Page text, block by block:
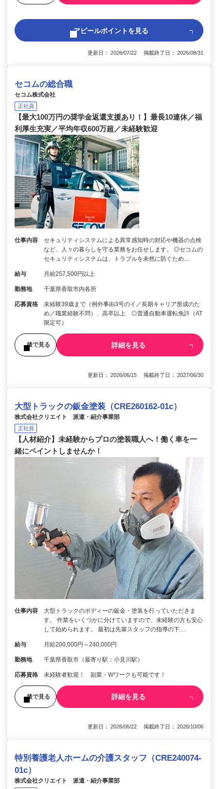
アピールポイントを見る
更新日： 2026/07/22 掲載終了日： 2026/08/31
セコムの総合職
セコム株式会社
正社員
【最大100万円の奨学金返還支援あり！】最長10連休／福
利厚生充実／平均年収600万超／未経験歓迎
仕事内容
セキュリティシステムによる異常感知時の対応や機器の点検
など、人々の暮らしを守る業務をお任せします。 ◎セコムの
セキュリティシステムは、トラブルを未然に防ぐため…
給与 月給257,500円以上
勤務地 千葉県香取市内各所
応募資格
未経験39歳まで（例外事由3号のイ／長期キャリア形成のた
め／職業経験不問）、高卒以上 ◎普通自動車運転免許（AT
限定可）
後で見る 詳細を見る
更新日： 2026/06/15 掲載終了日： 2027/06/30
大型トラックの鈑金塗装（CRE260162-01c）
株式会社クリエイト 派遣・紹介事業部
正社員
【人材紹介】未経験からプロの塗装職人へ！働く車を一
緒にペイントしませんか！
仕事内容
大型トラックのボディーの鈑金・塗装を行っていただきま
す。 作業をいくつかに分けていますので、未経験の方も安心
して始められます。 最初は先輩スタッフの指導の下…
給与 月給200,000円～240,000円
勤務地 千葉県香取市（最寄り駅：小見川駅）
応募資格 未経験者歓迎！ 副業・Wワークも可能です！
後で見る 詳細を見る
更新日： 2026/06/22 掲載終了日： 2026/10/06
特別養護老人ホームの介護スタッフ（CRE240074-
01c）
株式会社クリエイト 派遣・紹介事業部